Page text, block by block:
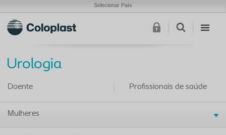
Selecionar País
Urologia
Doente
Mulheres
Profissionais de saúde